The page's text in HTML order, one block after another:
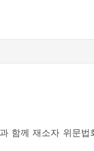
함께 재소자 위문법